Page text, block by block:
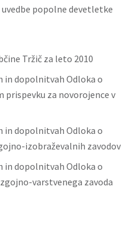
popolne devetletke
Tržič za leto 2010
in dopolnitvah Odloka o
prispevku za novorojence v
in dopolnitvah Odloka o
izobraževalnih zavodov
in dopolnitvah Odloka o
varstvenega zavoda